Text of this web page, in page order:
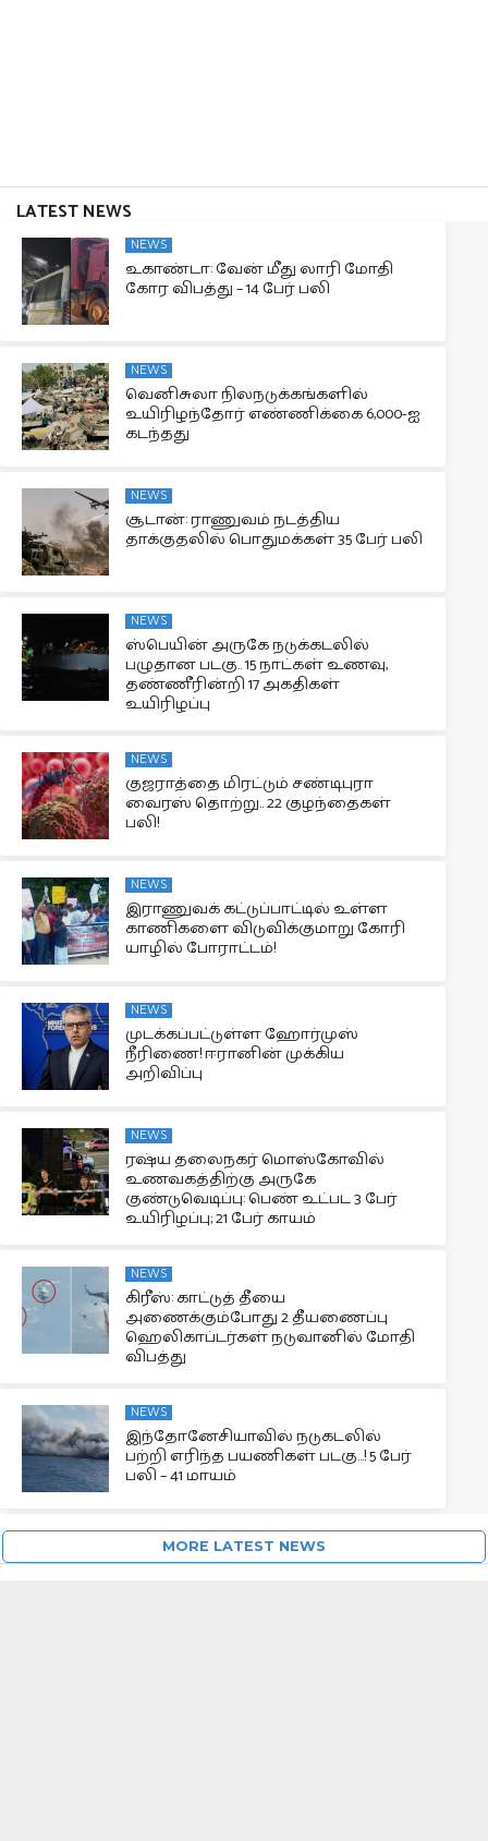
LATEST NEWS
NEWS
உகாண்டா: வேன் மீது லாரி மோதி
கோர விபத்து – 14 பேர் பலி
NEWS
வெனிசுலா நிலநடுக்கங்களில்
உயிரிழந்தோர் எண்ணிக்கை 6,000-ஐ
கடந்தது
NEWS
சூடான்: ராணுவம் நடத்திய
தாக்குதலில் பொதுமக்கள் 35 பேர் பலி
NEWS
ஸ்பெயின் அருகே நடுக்கடலில்
பழுதான படகு.. 15 நாட்கள் உணவு,
தண்ணீரின்றி 17 அகதிகள்
உயிரிழப்பு
NEWS
குஜராத்தை மிரட்டும் சண்டிபுரா
வைரஸ் தொற்று.. 22 குழந்தைகள்
பலி!
NEWS
இராணுவக் கட்டுப்பாட்டில் உள்ள
காணிகளை விடுவிக்குமாறு கோரி
யாழில் போராட்டம்!
NEWS
முடக்கப்பட்டுள்ள ஹோர்முஸ்
நீரிணை! ஈரானின் முக்கிய
அறிவிப்பு
NEWS
ரஷ்ய தலைநகர் மொஸ்கோவில்
உணவகத்திற்கு அருகே
குண்டுவெடிப்பு: பெண் உட்பட 3 பேர்
உயிரிழப்பு; 21 பேர் காயம்
NEWS
கிரீஸ்: காட்டுத் தீயை
அணைக்கும்போது 2 தீயணைப்பு
ஹெலிகாப்டர்கள் நடுவானில் மோதி
விபத்து
NEWS
இந்தோனேசியாவில் நடுகடலில்
பற்றி எரிந்த பயணிகள் படகு…! 5 பேர்
பலி – 41 மாயம்
MORE LATEST NEWS